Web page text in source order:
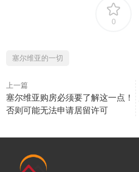
0
塞尔维亚的一切
上一篇
塞尔维亚购房必须要了解这一点！
否则可能无法申请居留许可